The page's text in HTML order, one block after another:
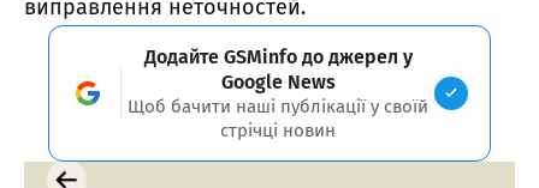
виправлення неточностей.
Додайте GSMinfo до джерел у
Google News
Щоб бачити наші публікації у своїй
стрічці новин